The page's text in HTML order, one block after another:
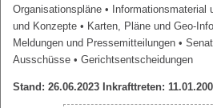
Organisationspläne • Informationsmaterial
und Konzepte • Karten, Pläne und Geo-
Meldungen und Pressemitteilungen •
Ausschüsse • Gerichtsentscheidungen
Stand: 26.06.2023 Inkrafttreten: